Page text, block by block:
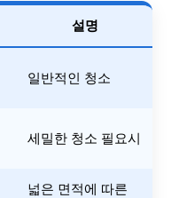
설명
일반적인 청소
세밀한 청소 필요시
넓은 면적에 따른